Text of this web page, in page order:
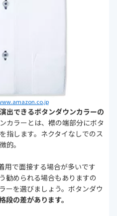
出できるボタンダウンカラーの
カラーとは、襟の端部分にボタ
指します。ネクタイなしでのス
的。
用で面接する場合が多いです
勧められる場合もありますの
ーを選びましょう。ボタンダウ
段の差があります。